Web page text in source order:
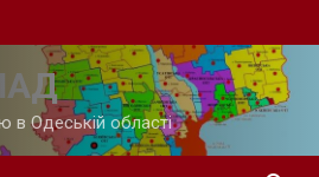
в Одеській області